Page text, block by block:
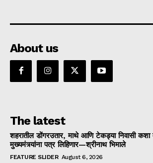
About us
The latest
शहरातील डोंगरउतार, माथे आणि टेकड्या निवासी कशा
मुख्यमंत्र्यांना पत्र लिहिणार—श्रीनाथ भिमाले
FEATURE SLIDER August 6, 2026